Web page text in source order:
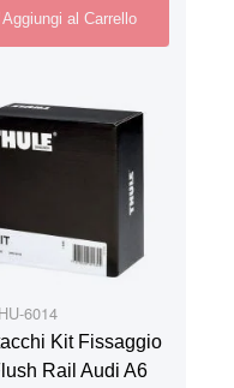
Aggiungi al Carrello
6014
Kit Fissaggio
Rail Audi A6